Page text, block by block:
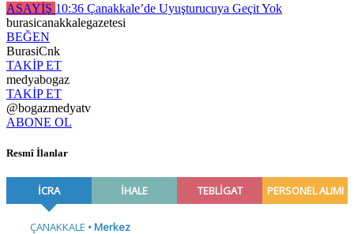
ASAYİŞ 10:36 Çanakkale’de Uyuşturucuya Geçit Yok
burasicanakkalegazetesi
BEĞEN
BurasiCnk
TAKİP ET
medyabogaz
TAKİP ET
@bogazmedyatv
ABONE OL
Resmî İlanlar